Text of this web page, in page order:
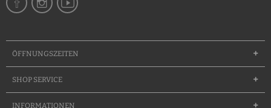
ÖFFNUNGSZEITEN
SHOP SERVICE
INFORMATIONEN